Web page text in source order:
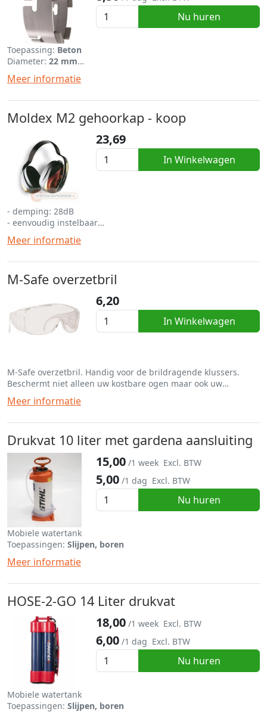
Nu huren
Toepassing: Beton
Diameter: 22 mm
Lengte:
320 mm
Meer informatie
Moldex M2 gehoorkap - koop
23,69
In Winkelwagen
- demping: 28dB
- eenvoudig instelbaar
- betreft een koop product
Meer informatie
M-Safe overzetbril
6,20
In Winkelwagen
M-Safe overzetbril. Handig voor de brildragende klussers.
Beschermt niet alleen uw kostbare ogen maar ook uw
(lees)bril.
Meer informatie
Drukvat 10 liter met gardena aansluiting
5,00 /1 dag Excl. BTW
15,00 /1 week Excl. BTW
Nu huren
Mobiele watertank
Toepassingen: Slijpen, boren
Meer informatie
HOSE-2-GO 14 Liter drukvat
6,00 /1 dag Excl. BTW
18,00 /1 week Excl. BTW
Nu huren
Mobiele watertank
Toepassingen: Slijpen, boren